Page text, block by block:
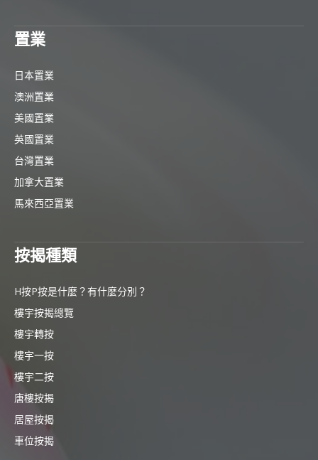
置業
日本置業
澳洲置業
美國置業
英國置業
台灣置業
加拿大置業
馬來西亞置業
按揭種類
H按P按是什麼？有什麼分別？
樓宇按揭總覽
樓宇轉按
樓宇一按
樓宇二按
唐樓按揭
居屋按揭
車位按揭